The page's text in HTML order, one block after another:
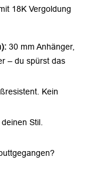
18K Vergoldung
30 mm Anhänger,
– du spürst das
Kein
Stil.